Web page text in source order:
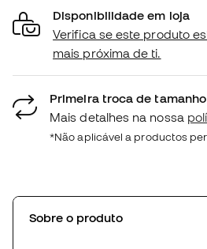
Disponibilidade em loja
Verifica se este produto
mais próxima de ti.
Primeira troca de
Mais detalhes na nossa
*Não aplicável a productos
Sobre o produto